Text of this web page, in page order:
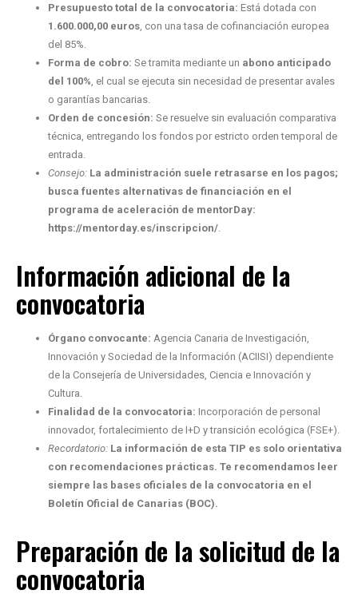
Presupuesto total de la convocatoria: Está dotada con
1.600.000,00 euros , con una tasa de cofinanciación europea
del 85%.
Forma de cobro: Se tramita mediante un abono anticipado
del 100% , el cual se ejecuta sin necesidad de presentar avales
o garantías bancarias.
Orden de concesión: Se resuelve sin evaluación comparativa
técnica, entregando los fondos por estricto orden temporal de
entrada.
Consejo: La administración suele retrasarse en los pagos;
busca fuentes alternativas de financiación en el
programa de aceleración de mentorDay:
https://mentorday.es/inscripcion/
Información adicional de la
convocatoria
Órgano convocante: Agencia Canaria de Investigación,
Innovación y Sociedad de la Información (ACIISI) dependiente
de la Consejería de Universidades, Ciencia e Innovación y
Cultura.
Finalidad de la convocatoria: Incorporación de personal
innovador, fortalecimiento de I+D y transición ecológica (FSE+).
Recordatorio: La información de esta TIP es solo orientativa
con recomendaciones prácticas. Te recomendamos leer
siempre las bases oficiales de la convocatoria en el
Boletín Oficial de Canarias (BOC).
Preparación de la solicitud de la
convocatoria